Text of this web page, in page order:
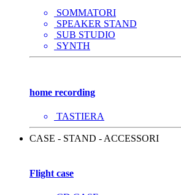
SOMMATORI
SPEAKER STAND
SUB STUDIO
SYNTH
home recording
TASTIERA
CASE - STAND - ACCESSORI
Flight case